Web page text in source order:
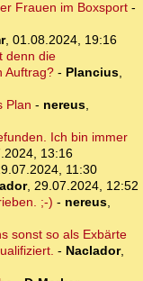
Frauen im Boxsport -
, 01.08.2024, 19:16
denn die
Auftrag? - Plancius,
Plan - nereus,
Ich bin immer
13:16
11:30
, 29.07.2024, 12:52
;-) - nereus,
sonst so als Exbärte
- Naclador,